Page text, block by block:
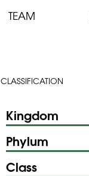
TEAM
CLASSIFICATION
Kingdom
Phylum
Class